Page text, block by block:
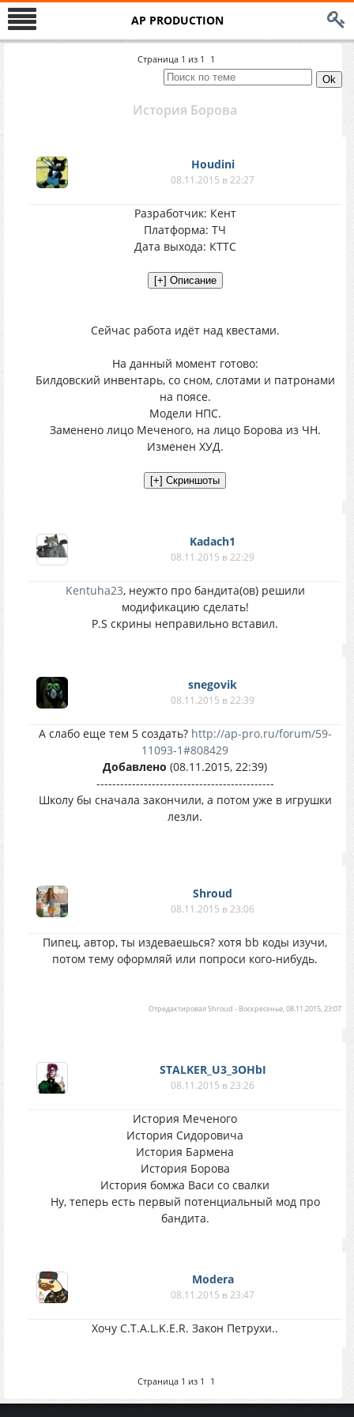
AP PRODUCTION
Страница 1 из 1 1
История Борова
Houdini
08.11.2015 в 22:27
Разработчик: Кент
Платформа: ТЧ
Дата выхода: КТТС
Сейчас работа идёт над квестами.
На данный момент готово:
Билдовский инвентарь, со сном, слотами и патронами
на поясе.
Модели НПС.
Заменено лицо Меченого, на лицо Борова из ЧН.
Изменен ХУД.
Kadach1
08.11.2015 в 22:29
Kentuha23, неужто про бандита(ов) решили
модификацию сделать!
P.S скрины неправильно вставил.
snegovik
08.11.2015 в 22:39
А слабо еще тем 5 создать? http://ap-pro.ru/forum/59-
11093-1#808429
Добавлено (08.11.2015, 22:39)
---------------------------------------------
Школу бы сначала закончили, а потом уже в игрушки
лезли.
Shroud
08.11.2015 в 23:06
Пипец, автор, ты издеваешься? хотя bb коды изучи,
потом тему оформляй или попроси кого-нибудь.
ОтредактировалShroud - Воскресенье, 08.11.2015, 23:07
STALKER_U3_3OHbI
08.11.2015 в 23:26
История Меченого
История Сидоровича
История Бармена
История Борова
История бомжа Васи со свалки
Ну, теперь есть первый потенциальный мод про
бандита.
Modera
08.11.2015 в 23:47
Хочу C.T.A.L.K.E.R. Закон Петрухи..
Страница 1 из 1 1